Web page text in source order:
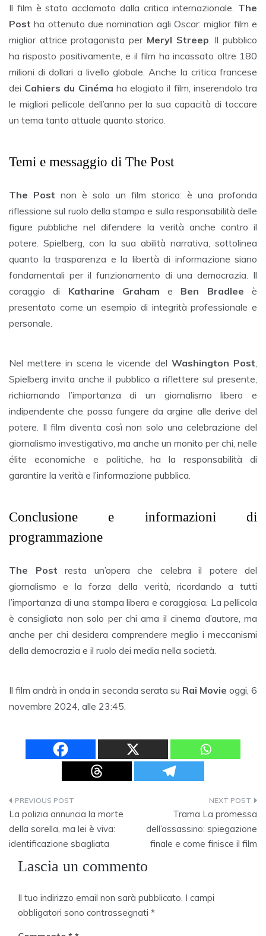
Il film è stato acclamato dalla critica internazionale. The
Post ha ottenuto due nomination agli Oscar: miglior film e
miglior attrice protagonista per Meryl Streep . Il pubblico
ha risposto positivamente, e il film ha incassato oltre 180
milioni di dollari a livello globale. Anche la critica francese
dei Cahiers du Cinéma ha elogiato il film, inserendolo tra
le migliori pellicole dell’anno per la sua capacità di toccare
un tema tanto attuale quanto storico.
Temi e messaggio di The Post
The Post non è solo un film storico: è una profonda
riflessione sul ruolo della stampa e sulla responsabilità delle
figure pubbliche nel difendere la verità anche contro il
potere. Spielberg, con la sua abilità narrativa, sottolinea
quanto la trasparenza e la libertà di informazione siano
fondamentali per il funzionamento di una democrazia. Il
coraggio di Katharine Graham e Ben Bradlee è
presentato come un esempio di integrità professionale e
personale.
Nel mettere in scena le vicende del Washington Post
Spielberg invita anche il pubblico a riflettere sul presente,
richiamando l’importanza di un giornalismo libero e
indipendente che possa fungere da argine alle derive del
potere. Il film diventa così non solo una celebrazione del
giornalismo investigativo, ma anche un monito per chi, nelle
élite economiche e politiche, ha la responsabilità di
garantire la verità e l’informazione pubblica.
Conclusione e informazioni di
programmazione
The Post resta un’opera che celebra il potere del
giornalismo e la forza della verità, ricordando a tutti
l’importanza di una stampa libera e coraggiosa. La pellicola
è consigliata non solo per chi ama il cinema d’autore, ma
anche per chi desidera comprendere meglio i meccanismi
della democrazia e il ruolo dei media nella società.
Il film andrà in onda in seconda serata su Rai Movie oggi, 6
novembre 2024, alle 23:45.
Navigazione
articoli
La polizia annuncia la morte
della sorella, ma lei è viva:
identificazione sbagliata
Trama La promessa
dell’assassino: spiegazione
finale e come finisce il film
Lascia un commento
Il tuo indirizzo email non sarà pubblicato. I campi
obbligatori sono contrassegnati *